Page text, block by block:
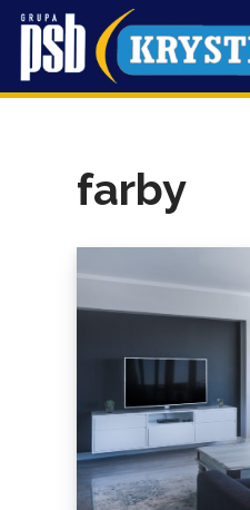
Przejdź
do
farby